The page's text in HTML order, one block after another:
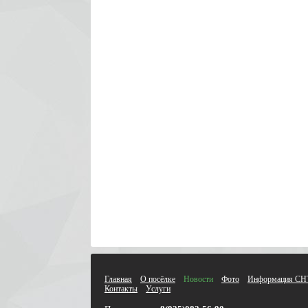
Главная О посёлке Новости Фото Информация
Контакты
Услуги